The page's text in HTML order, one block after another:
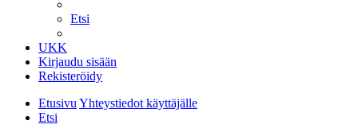
Etsi
UKK
Kirjaudu sisään
Rekisteröidy
EtusivuYhteystiedot käyttäjälle
Etsi